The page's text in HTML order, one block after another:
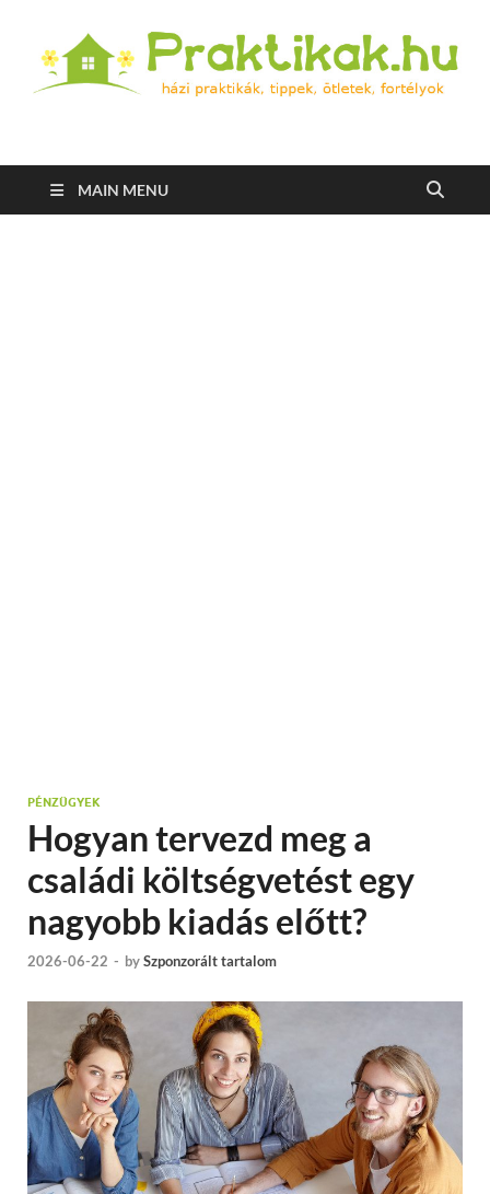
Praktikak.hu
MAIN MENU
PÉNZÜGYEK
Hogyan tervezd meg a
családi költségvetést egy
nagyobb kiadás előtt?
2026-06-22 - bySzponzorált tartalom